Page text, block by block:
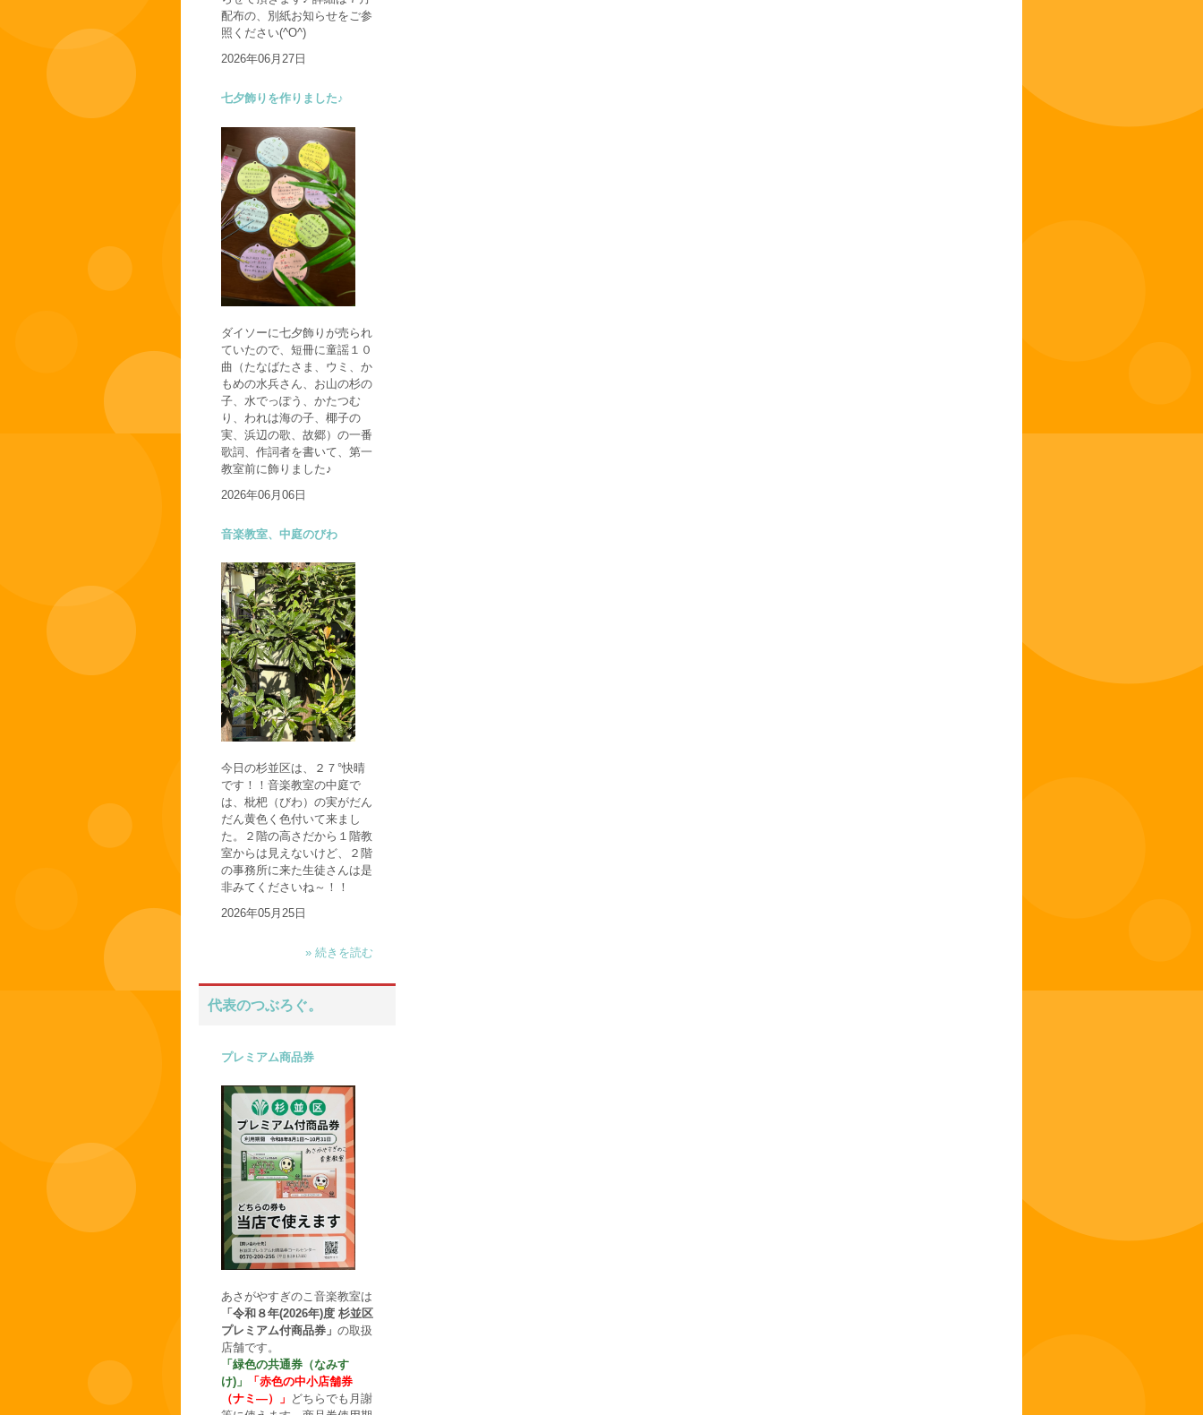
配布の、別紙お知らせをご参
照ください(^O^)
2026年06月27日
七夕飾りを作りました♪
ダイソーに七夕飾りが売られ
ていたので、短冊に童謡１０
曲（たなばたさま、ウミ、か
もめの水兵さん、お山の杉の
子、水でっぽう、かたつむ
り、われは海の子、椰子の
実、浜辺の歌、故郷）の一番
歌詞、作詞者を書いて、第一
教室前に飾りました♪
2026年06月06日
音楽教室、中庭のびわ
今日の杉並区は、２７°快晴
です！！音楽教室の中庭で
は、枇杷（びわ）の実がだん
だん黄色く色付いて来まし
た。２階の高さだから１階教
室からは見えないけど、２階
の事務所に来た生徒さんは是
非みてくださいね～！！
2026年05月25日
» 続きを読む
代表のつぶろぐ。
プレミアム商品券
あさがやすぎのこ音楽教室は
「令和８年(2026年)度 杉並区
プレミアム付商品券」 の取扱
店舗です。
「緑色の共通券（なみす
け)」
「赤色の中小店舗券
（ナミ―）」 どちらでも月謝